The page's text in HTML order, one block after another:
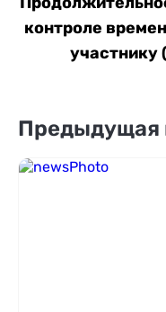
контроле
участнику
Предыдущая